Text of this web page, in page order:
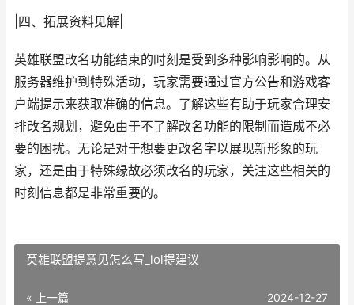
|四、拓展资料见解|
英雄联盟改名功能结束的时刻是受到多种影响影响的。从
服务器维护到特殊活动，玩家需要通过官方公告和游戏客
户端提示来获取准确的信息。了解这些有助于玩家合理安
排改名规划，避免由于不了解改名功能的限制而造成不必
要的困扰。无论是对于想要更改名字以展现新形象的玩
家，还是由于特殊缘故必须改名的玩家，关注这些相关的
时刻信息都是非常重要的。
英雄联盟提意见怎么写_lol提建议
« 上一篇 2024-12-27